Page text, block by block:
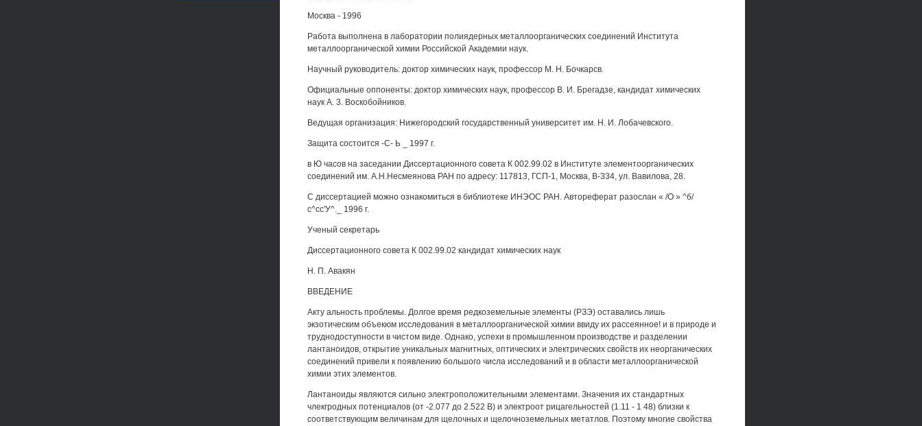
Москва - 1996
Работа выполнена в лаборатории полиядерных металлоорганических соединений Института
металлоорганической химии Российской Академии наук.
Научный руководитель: доктор химических наук, профессор М. Н. Бочкарсв.
Официальные оппоненты: доктор химических наук, профессор В. И. Брегадзе, кандидат химических
наук А. 3. Воскобойников.
Ведущая организация: Нижегородский государственный университет им. Н. И. Лобачевского.
Защита состоится -С- Ь _ 1997 г.
в Ю часов на заседании Диссертационного совета К 002.99.02 в Институте элементоорганических
соединений им. А.Н.Несмеянова РАН по адресу: 117813, ГСП-1, Москва, В-334, ул. Вавилова, 28.
С диссертацией можно ознакомиться в библиотеке ИНЭОС РАН. Автореферат разослан « /О » ^б/
с^сс'У^._ 1996 г.
Ученый секретарь
Диссертационного совета К 002.99.02 кандидат химических наук
Н. П. Авакян
ВВЕДЕНИЕ
Акту альность проблемы. Долгое время редкоземельные элементы (РЗЭ) оставались лишь
экзотическим объекюм исследования в металлоорганической химии ввиду их рассеянное! и в природе и
труднодоступности в чистом виде. Однако, успехи в промышленном производстве и разделении
лантаноидов, открытие уникальных магнитных, оптических и электрических свойств их неорганических
соединений привели к появлению большого числа исследований и в области металлоорганической
химии этих элементов.
Лантаноиды являются сильно электроположительными элементами. Значения их стандартных
члекгродных потенциалов (от -2.077 до 2.522 В) и электроот рицагельностей (1.11 - 1 48) близки к
соответствующим величинам для щелочных и щелочноземельных метатлов. Поэтому многие свойства